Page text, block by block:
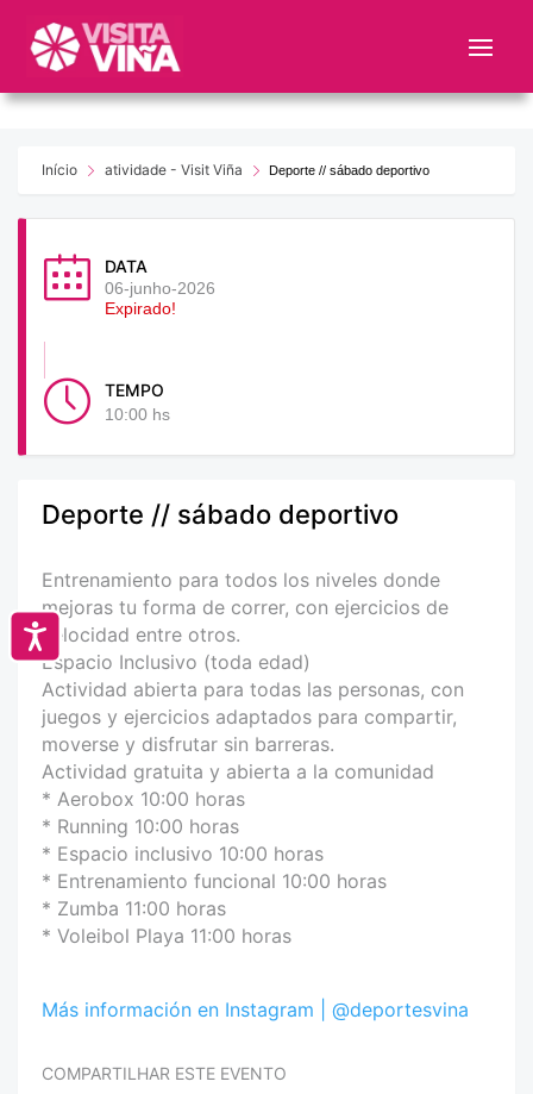
este
web
sistema
Accesibilidad
Início atividade - Visit Viña Deporte // sábado deportivo
DATA
06-junho-2026
Expirado!
TEMPO
10:00 hs
Deporte // sábado deportivo
Entrenamiento para todos los niveles donde
mejoras tu forma de correr, con ejercicios de
velocidad entre otros.
Espacio Inclusivo (toda edad)
Actividad abierta para todas las personas, con
juegos y ejercicios adaptados para compartir,
moverse y disfrutar sin barreras.
Actividad gratuita y abierta a la comunidad
* Aerobox 10:00 horas
* Running 10:00 horas
* Espacio inclusivo 10:00 horas
* Entrenamiento funcional 10:00 horas
* Zumba 11:00 horas
* Voleibol Playa 11:00 horas
Más información en Instagram | @deportesvina
COMPARTILHAR ESTE EVENTO